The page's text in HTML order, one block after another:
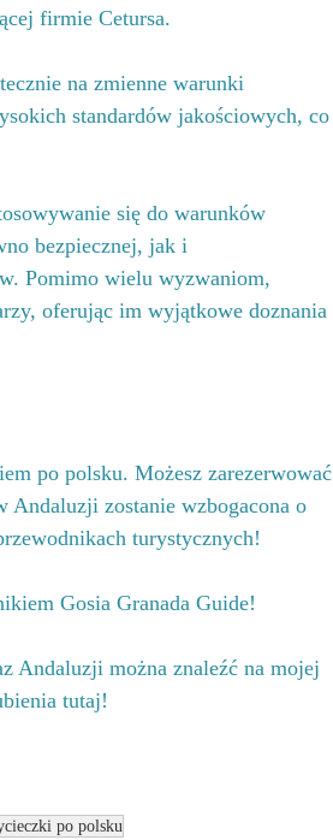
firmie Cetursa.
na zmienne warunki
standardów jakościowych, co
się do warunków
bezpiecznej, jak i
Pomimo wielu wyzwaniom,
oferując im wyjątkowe doznania
po polsku. Możesz zarezerwować
Andaluzji zostanie wzbogacona o
turystycznych!
Gosia Granada Guide!
Andaluzji można znaleźć na mojej
tutaj!
po polsku